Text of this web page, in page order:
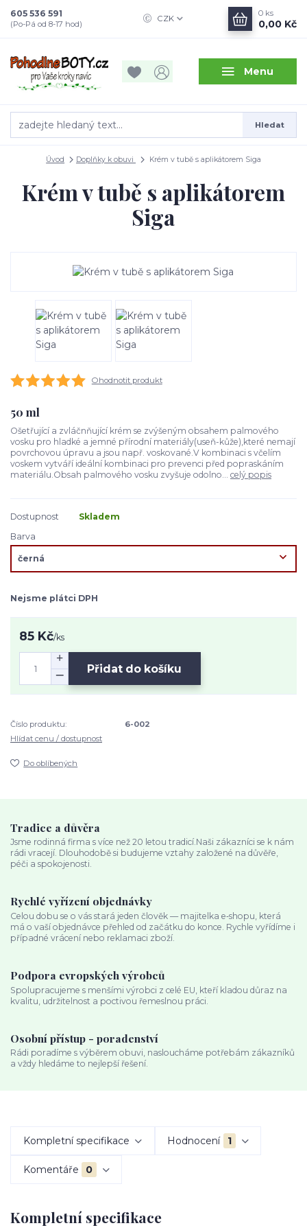
Menu
CZK
Hledat
605 536 591
(Po-Pá od 8-17 hod)
0 ks
0,00 Kč
Úvod Doplňky k obuvi Krém v tubě s aplikátorem Siga
Krém v tubě s aplikátorem
Siga
Ohodnotit produkt
50 ml
Ošetřující a zvláčnňující krém se zvýšeným obsahem palmového
vosku pro hladké a jemné přírodní materiály(useň-kůže),které nemají
povrchovou úpravu a jsou např. voskované.V kombinaci s včelím
voskem vytváří ideální kombinaci pro prevenci před popraskáním
materiálu.Obsah palmového vosku zvyšuje odolno... celý popis
Dostupnost
Skladem
Barva
Nejsme plátci DPH
85 Kč/ks
Přidat do košíku
Číslo produktu:
6-002
Hlídat cenu / dostupnost
Do oblíbených
Tradice a důvěra
Jsme rodinná firma s více než 20 letou tradicí.Naši zákazníci se k nám
rádi vracejí. Dlouhodobě si budujeme vztahy založené na důvěře,
péči a spokojenosti.
Rychlé vyřízení objednávky
Celou dobu se o vás stará jeden člověk — majitelka e‑shopu, která
má o vaší objednávce přehled od začátku do konce. Rychle vyřídíme i
případné vrácení nebo reklamaci zboží.
Podpora evropských výrobců
Spolupracujeme s menšími výrobci z celé EU, kteří kladou důraz na
kvalitu, udržitelnost a poctivou řemeslnou práci.
Osobní přístup - poradenství
Rádi poradíme s výběrem obuvi, nasloucháme potřebám zákazníků
a vždy hledáme to nejlepší řešení.
Kompletní specifikace Hodnocení 1
Komentáře 0
Kompletní specifikace